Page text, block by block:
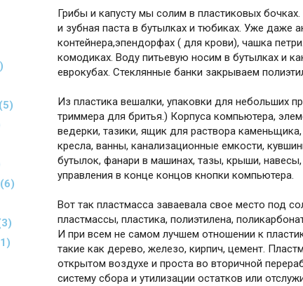
5
6
3
1
Грибы и капусту мы солим в пластиковых
и зубная паста в бутылках и тюбиках. Уже даже
контейнера,эпендорфах ( для крови), чашка
комодиках. Воду питьевую носим в бутылках и
еврокубах. Стеклянные банки закрываем
Из пластика вешалки, упаковки для небольших
триммера для бритья.) Корпуса компьютера,
ведерки, тазики, ящик для раствора
кресла, ванны, канализационные емкости,
бутылок, фанари в машинах, тазы, крыши,
управления в конце концов кнопки компьютера.
Вот так пластмасса заваевала свое место под
пластмассы, пластика, полиэтилена,
И при всем не самом лучшем отношении к
такие как дерево, железо, кирпич, цемент.
открытом воздухе и проста во вторичной
систему сбора и утилизации остатков или